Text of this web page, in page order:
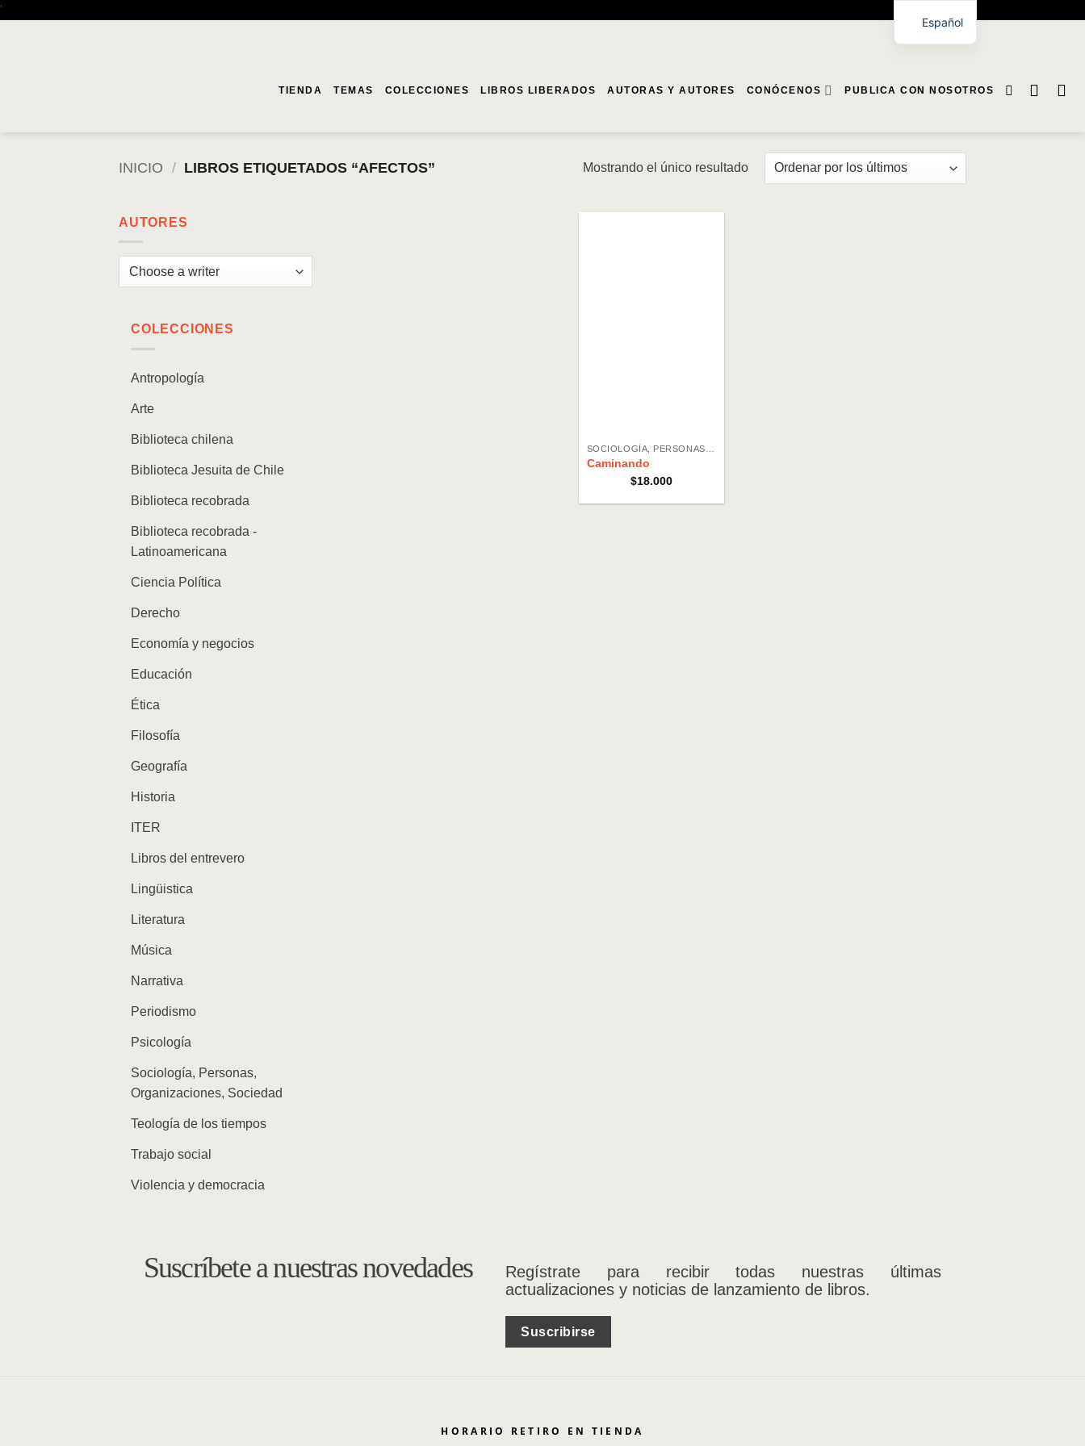
'
TIENDA TEMAS COLECCIONES LIBROS LIBERADOS AUTORAS Y AUTORES CONÓCENOS PUBLICA CON NOSOTROS
INICIO / LIBROS ETIQUETADOS “AFECTOS” Mostrando el único resultado
AUTORES
COLECCIONES
Antropología
Arte
Biblioteca chilena
Biblioteca Jesuita de Chile
Biblioteca recobrada
Biblioteca recobrada -
Latinoamericana
Ciencia Política
Derecho
Economía y negocios
Educación
Ética
Filosofía
Geografía
Historia
ITER
Libros del entrevero
Lingüistica
Literatura
Música
Narrativa
Periodismo
Psicología
Sociología, Personas,
Organizaciones, Sociedad
Teología de los tiempos
Trabajo social
Violencia y democracia
Caminando
$18.000
Suscríbete a nuestras novedades
Regístrate para recibir todas nuestras últimas
actualizaciones y noticias de lanzamiento de libros.
Suscribirse
HORARIO RETIRO EN TIENDA
Español